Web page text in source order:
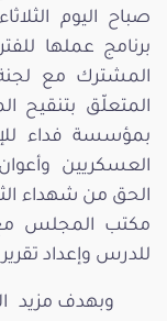
برنامج عملها
المشترك مع
بمؤسسة فداء
العسكريين
مكتب المجلس مع
للدرس وإعداد
وبهدف مزيد